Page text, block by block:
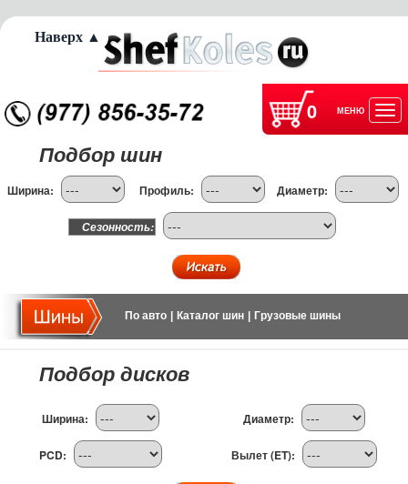
0 МЕНЮ
Подбор шин
Ширина: Профиль: Диаметр:
Сезонность:
По авто Каталог шин Грузовые шины
Подбор дисков
Ширина: Диаметр:
PCD: Вылет (ET):
Наверх ▲